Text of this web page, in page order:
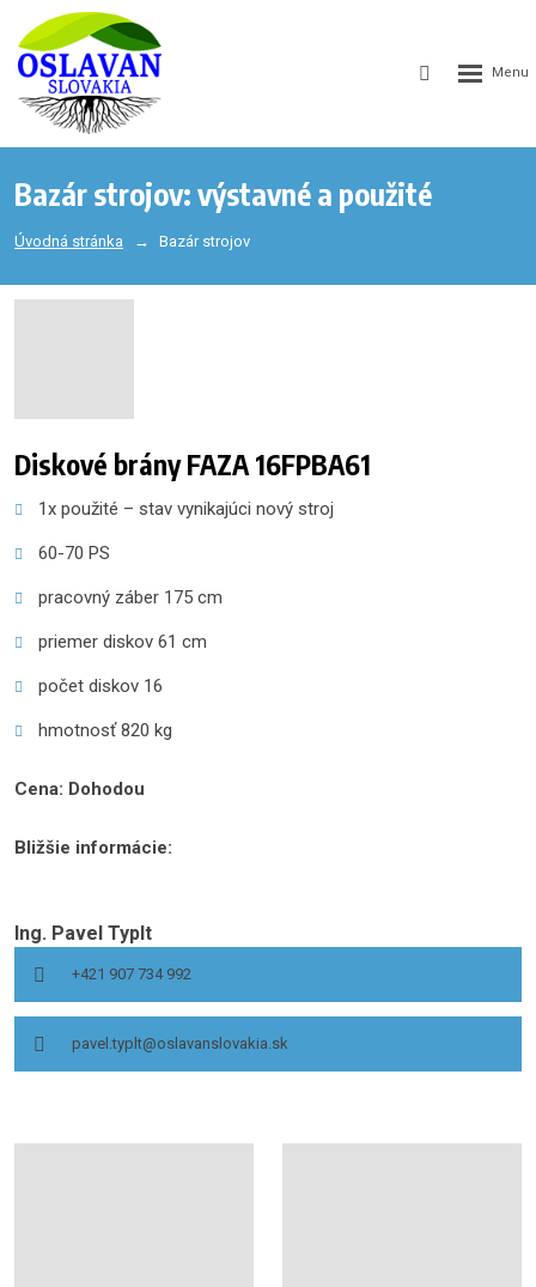
Bazár strojov: výstavné a použité
Úvodná stránka Bazár strojov
Diskové brány FAZA 16FPBA61
1x použité – stav vynikajúci nový stroj
60-70 PS
pracovný záber 175 cm
priemer diskov 61 cm
počet diskov 16
hmotnosť 820 kg
Cena: Dohodou
Bližšie informácie:
Ing. Pavel Typlt
+421 907 734 992
pavel.typlt@oslavanslovakia.sk